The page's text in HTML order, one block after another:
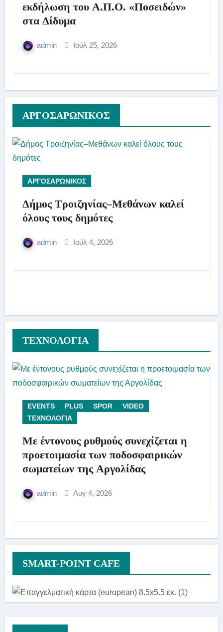
εκδήλωση του Α.Π.Ο. «Ποσειδών»
στα Δίδυμα
admin Ιούλ 25, 2026
AΡΓΟΣΑΡΩΝΙΚΟΣ
ΑΡΓΟΣΑΡΩΝΙΚΟΣ
Δήμος Τροιζηνίας–Μεθάνων καλεί
όλους τους δημότες
admin Ιούλ 4, 2026
ΤΕΧΝΟΛΟΓΙΑ
EVENTS PLUS SPOR
VIDEO
ΤΕΧΝΟΛΟΓΙΑ
Με έντονους ρυθμούς συνεχίζεται η
προετοιμασία των ποδοσφαιρικών
σωματείων της Αργολίδας
admin Αυγ 4, 2026
SMART-POINT CAFE